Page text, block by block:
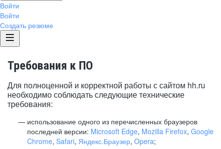
Войти
Войти
Создать резюме
Требования к ПО
Для полноценной и корректной работы с сайтом hh.ru
необходимо соблюдать следующие технические
требования:
использование одного из перечисленных браузеров
последней версии: Microsoft Edge, Mozilla Firefox, Google
Chrome, Safari, Яндекс.Браузер, Opera;